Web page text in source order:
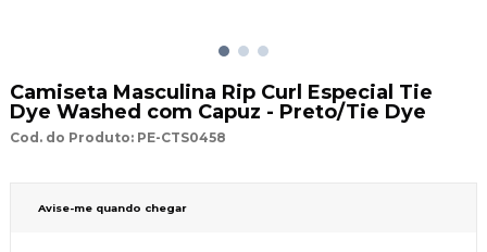
Camiseta Masculina Rip Curl Especial Tie
Dye Washed com Capuz - Preto/Tie Dye
Cod. do Produto: PE-CTS0458
Avise-me quando chegar